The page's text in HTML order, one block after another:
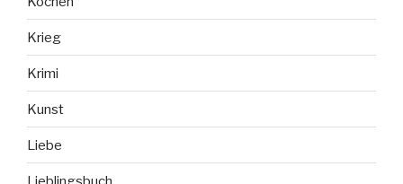
Krieg
Krimi
Kunst
Liebe